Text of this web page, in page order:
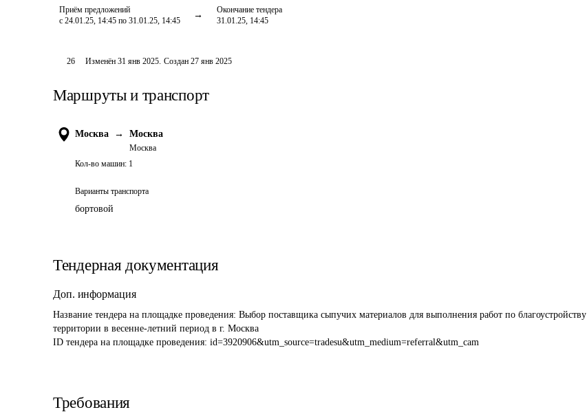
Приём предложений
с 24.01.25, 14:45 по 31.01.25, 14:45
Окончание тендера
31.01.25, 14:45
26 Изменён31 янв 2025. Создан 27 янв 2025
Маршруты и транспорт
Москва → Москва
Москва
Кол-во машин: 1
Варианты транспорта
бортовой
Тендерная документация
Доп. информация
Название тендера на площадке проведения: Выбор поставщика сыпучих материалов для выполнения работ по благоустройству
территории в весенне-летний период в г. Москва
ID тендера на площадке проведения: id=3920906&utm_source=tradesu&utm_medium=referral&utm_cam
Требования